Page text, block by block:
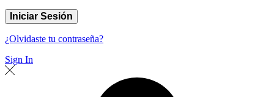
Iniciar Sesión
¿Olvidaste tu contraseña?
Sign In